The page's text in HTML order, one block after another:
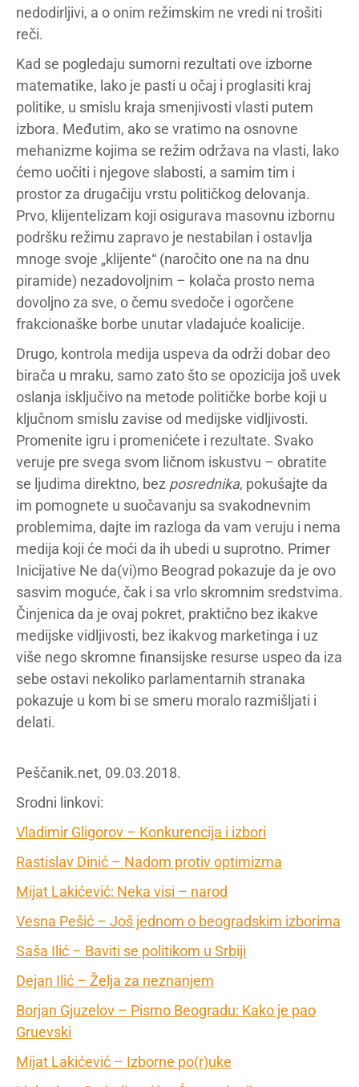
nedodirljivi, a o onim režimskim ne vredi ni trošiti
reči.
Kad se pogledaju sumorni rezultati ove izborne
matematike, lako je pasti u očaj i proglasiti kraj
politike, u smislu kraja smenjivosti vlasti putem
izbora. Međutim, ako se vratimo na osnovne
mehanizme kojima se režim održava na vlasti, lako
ćemo uočiti i njegove slabosti, a samim tim i
prostor za drugačiju vrstu političkog delovanja.
Prvo, klijentelizam koji osigurava masovnu izbornu
podršku režimu zapravo je nestabilan i ostavlja
mnoge svoje „klijente“ (naročito one na na dnu
piramide) nezadovoljnim – kolača prosto nema
dovoljno za sve, o čemu svedoče i ogorčene
frakcionaške borbe unutar vladajuće koalicije.
Drugo, kontrola medija uspeva da održi dobar deo
birača u mraku, samo zato što se opozicija još uvek
oslanja isključivo na metode političke borbe koji u
ključnom smislu zavise od medijske vidljivosti.
Promenite igru i promenićete i rezultate. Svako
veruje pre svega svom ličnom iskustvu – obratite
se ljudima direktno, bez posrednika, pokušajte da
im pomognete u suočavanju sa svakodnevnim
problemima, dajte im razloga da vam veruju i nema
medija koji će moći da ih ubedi u suprotno. Primer
Inicijative Ne da(vi)mo Beograd pokazuje da je ovo
sasvim moguće, čak i sa vrlo skromnim sredstvima.
Činjenica da je ovaj pokret, praktično bez ikakve
medijske vidljivosti, bez ikakvog marketinga i uz
više nego skromne finansijske resurse uspeo da iza
sebe ostavi nekoliko parlamentarnih stranaka
pokazuje u kom bi se smeru moralo razmišljati i
delati.
Peščanik.net, 09.03.2018.
Srodni linkovi:
Vladimir Gligorov – Konkurencija i izbori
Rastislav Dinić – Nadom protiv optimizma
Mijat Lakićević: Neka visi – narod
Vesna Pešić – Još jednom o beogradskim izborima
Saša Ilić – Baviti se politikom u Srbiji
Dejan Ilić – Želja za neznanjem
Borjan Gjuzelov – Pismo Beogradu: Kako je pao
Gruevski
Mijat Lakićević – Izborne po(r)uke